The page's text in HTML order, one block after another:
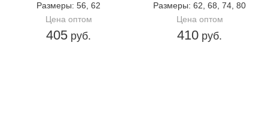
Размеры: 56, 62
Цена оптом
405 руб.
Размеры: 62, 68, 74, 80
Цена оптом
410 руб.